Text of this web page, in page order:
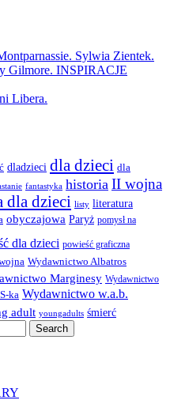
Sylwia Zientek.
Gilmore. INSPIRACJE
Libera.
dladzieci dla dzieci dla
fantastyka historia II wojna
dla dzieci listy literatura
obyczajowa Paryż pomysł na
dla dzieci powieść graficzna
Wydawnictwo Albatros
Marginesy Wydawnictwo
ka Wydawnictwo w.a.b.
adult youngadults śmierć